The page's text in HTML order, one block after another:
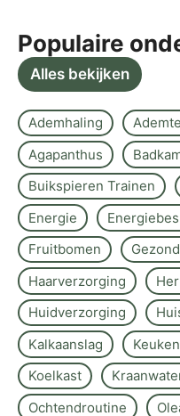
Populaire
Alles bekijken
Ademhaling
Agapanthus
Buikspieren Trainen
Energie
Fruitbomen
Haarverzorging
Huidverzorging
Kalkaanslag
Koelkast
Ochtendroutine